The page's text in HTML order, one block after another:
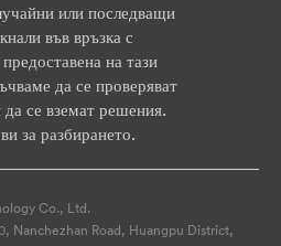
или последващи
във връзка с
на тази
да се проверяват
да се вземат решения.
за разбирането.
Co., Ltd.
Nanchezhan Road, Huangpu District,